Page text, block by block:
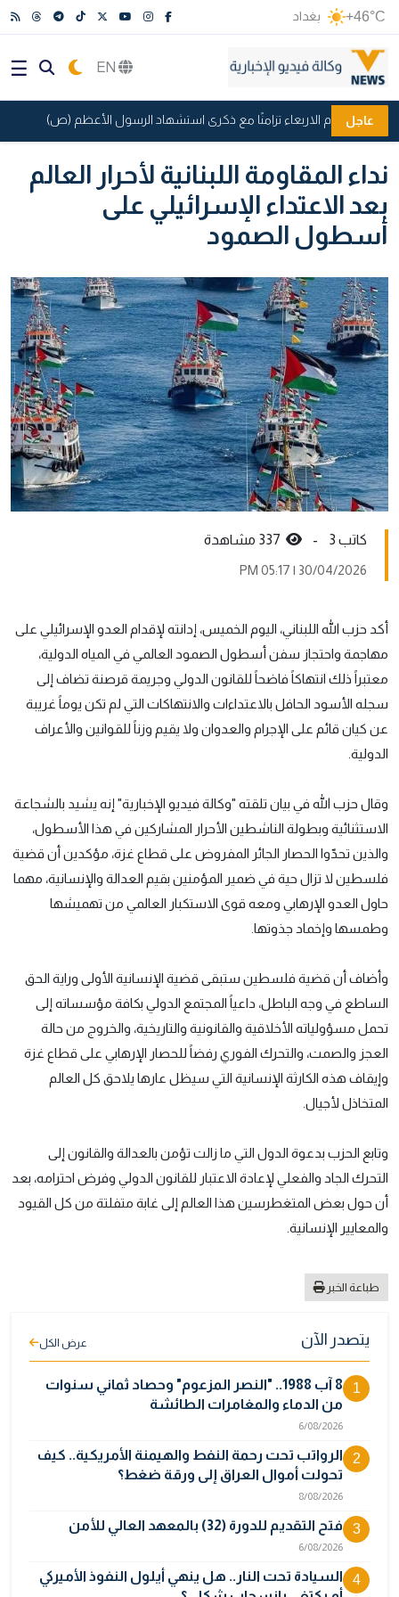
+46°C بغداد
عاجليوم الاربعاء تزامنًا مع ذكرى استشهاد الرسول الأعظم (ص)
نداء المقاومة اللبنانية لأحرار العالم
بعد الاعتداء الإسرائيلي على
أسطول الصمود
كاتب 3 -
30/04/2026 | 05:17 PM
أكد حزب الله اللبناني، اليوم الخميس، إدانته لإقدام العدو الإسرائيلي على
مهاجمة واحتجاز سفن أسطول الصمود العالمي في المياه الدولية،
معتبراً ذلك انتهاكاً فاضحاً للقانون الدولي وجريمة قرصنة تضاف إلى
سجله الأسود الحافل بالاعتداءات والانتهاكات التي لم تكن يوماً غريبة
عن كيان قائم على الإجرام والعدوان ولا يقيم وزناً للقوانين والأعراف
الدولية.
وقال حزب الله في بيان تلقته "وكالة فيديو الإخبارية" إنه يشيد بالشجاعة
الاستثنائية وبطولة الناشطين الأحرار المشاركين في هذا الأسطول،
والذين تحدّوا الحصار الجائر المفروض على قطاع غزة، مؤكدين أن قضية
فلسطين لا تزال حية في ضمير المؤمنين بقيم العدالة والإنسانية، مهما
حاول العدو الإرهابي ومعه قوى الاستكبار العالمي من تهميشها
وطمسها وإخماد جذوتها.
وأضاف أن قضية فلسطين ستبقى قضية الإنسانية الأولى وراية الحق
الساطع في وجه الباطل، داعياً المجتمع الدولي بكافة مؤسساته إلى
تحمل مسؤولياته الأخلاقية والقانونية والتاريخية، والخروج من حالة
العجز والصمت، والتحرك الفوري رفضاً للحصار الإرهابي على قطاع غزة
وإيقاف هذه الكارثة الإنسانية التي سيظل عارها يلاحق كل العالم
المتخاذل لأجيال.
وتابع الحزب بدعوة الدول التي ما زالت تؤمن بالعدالة والقانون إلى
التحرك الجاد والفعلي لإعادة الاعتبار للقانون الدولي وفرض احترامه، بعد
أن حول بعض المتغطرسين هذا العالم إلى غابة متفلتة من كل القيود
والمعايير الإنسانية.
طباعة الخبر
يتصدر الآن عرض الكل
1
8 آب 1988.. "النصر المزعوم" وحصاد ثماني سنوات
من الدماء والمغامرات الطائشة
6/08/2026
2
الرواتب تحت رحمة النفط والهيمنة الأمريكية.. كيف
تحولت أموال العراق إلى ورقة ضغط؟
8/08/2026
3 فتح التقديم للدورة (32) بالمعهد العالي للأمن
6/08/2026
4
السيادة تحت النار.. هل ينهي أيلول النفوذ الأميركي